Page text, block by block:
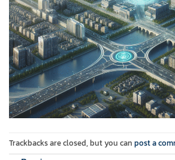
Trackbacks are closed, but you can post a